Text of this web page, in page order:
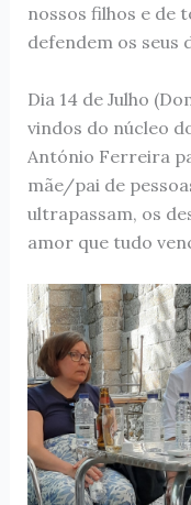
nossos filhos e de
defendem os seus
Dia 14 de Julho
vindos do núcleo
António Ferreira
mãe/pai de
ultrapassam, os
amor que tudo